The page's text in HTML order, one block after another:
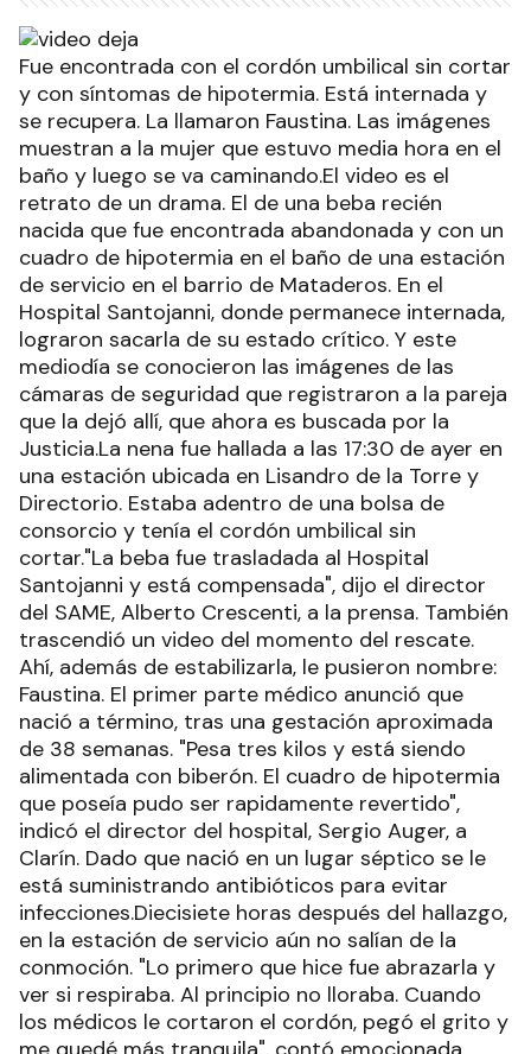
Fue encontrada con el cordón umbilical sin cortar
y con síntomas de hipotermia. Está internada y
se recupera. La llamaron Faustina. Las imágenes
muestran a la mujer que estuvo media hora en el
baño y luego se va caminando.El video es el
retrato de un drama. El de una beba recién
nacida que fue encontrada abandonada y con un
cuadro de hipotermia en el baño de una estación
de servicio en el barrio de Mataderos. En el
Hospital Santojanni, donde permanece internada,
lograron sacarla de su estado crítico. Y este
mediodía se conocieron las imágenes de las
cámaras de seguridad que registraron a la pareja
que la dejó allí, que ahora es buscada por la
Justicia.La nena fue hallada a las 17:30 de ayer en
una estación ubicada en Lisandro de la Torre y
Directorio. Estaba adentro de una bolsa de
consorcio y tenía el cordón umbilical sin
cortar."La beba fue trasladada al Hospital
Santojanni y está compensada", dijo el director
del SAME, Alberto Crescenti, a la prensa. También
trascendió un video del momento del rescate.
Ahí, además de estabilizarla, le pusieron nombre:
Faustina. El primer parte médico anunció que
nació a término, tras una gestación aproximada
de 38 semanas. "Pesa tres kilos y está siendo
alimentada con biberón. El cuadro de hipotermia
que poseía pudo ser rapidamente revertido",
indicó el director del hospital, Sergio Auger, a
Clarín. Dado que nació en un lugar séptico se le
está suministrando antibióticos para evitar
infecciones.Diecisiete horas después del hallazgo,
en la estación de servicio aún no salían de la
conmoción. "Lo primero que hice fue abrazarla y
ver si respiraba. Al principio no lloraba. Cuando
los médicos le cortaron el cordón, pegó el grito y